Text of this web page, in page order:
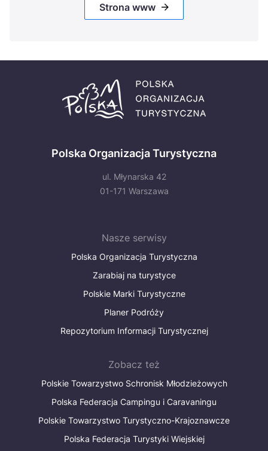
Strona www
Polska Organizacja Turystyczna
ul. Młynarska 42
01-171 Warszawa
Nasze serwisy
Polska Organizacja Turystyczna
Zarabiaj na turystyce
Polskie Marki Turystyczne
Planer Podróży
Repozytorium Informacji Turystycznej
Zobacz też
Polskie Towarzystwo Schronisk Młodzieżowych
Polska Federacja Campingu i Caravaningu
Polskie Towarzystwo Turystyczno-Krajoznawcze
Polska Federacja Turystyki Wiejskiej